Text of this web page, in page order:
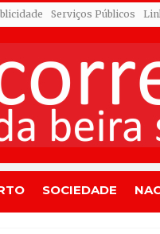
Serviços Públicos
SOCIEDADE